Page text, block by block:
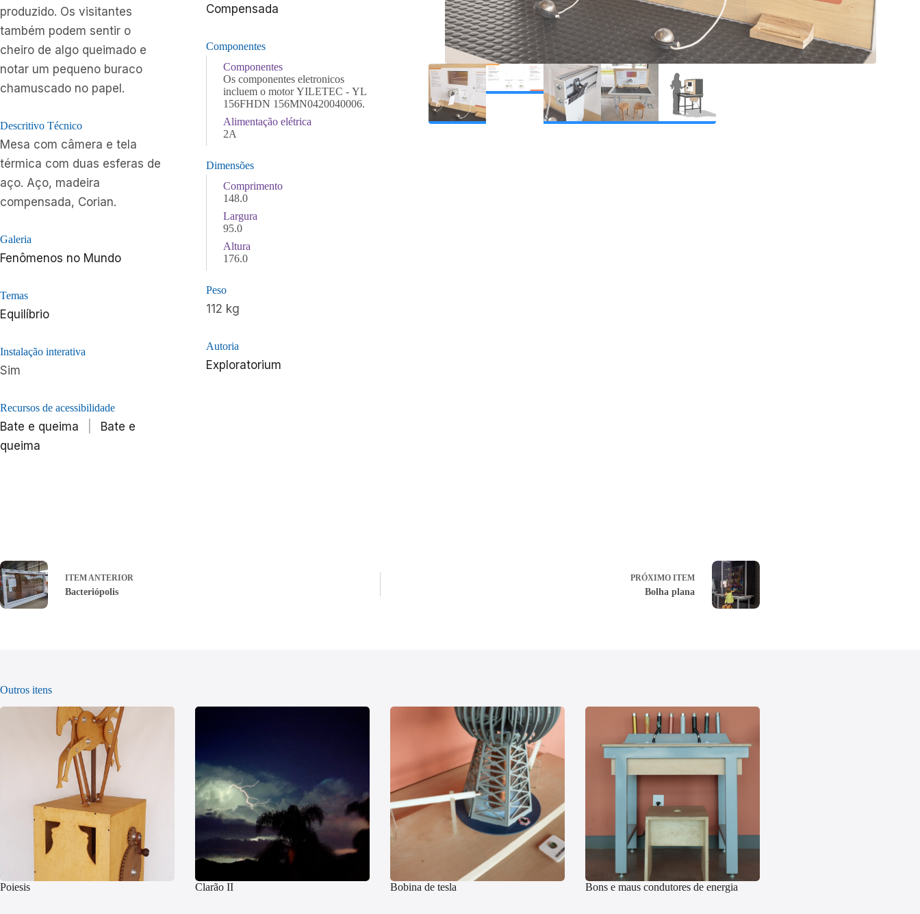
produzido. Os visitantes
também podem sentir o
cheiro de algo queimado e
notar um pequeno buraco
chamuscado no papel.
Descritivo Técnico
Mesa com câmera e tela
térmica com duas esferas de
aço. Aço, madeira
compensada, Corian.
Galeria
Fenômenos no Mundo
Temas
Equilíbrio
Instalação interativa
Sim
Recursos de acessibilidade
Bate e queima
Bate e
queima
Compensada
Componentes
Componentes
Os componentes eletronicos
incluem o motor YILETEC - YL
156FHDN 156MN0420040006.
Alimentação elétrica
2A
Dimensões
Comprimento
148.0
Largura
95.0
Altura
176.0
Peso
112 kg
Autoria
Exploratorium
ITEM ANTERIOR
Bacteriópolis
PRÓXIMO ITEM
Bolha plana
Outros itens
Poiesis Clarão II Bobina de tesla Bons e maus condutores de energia